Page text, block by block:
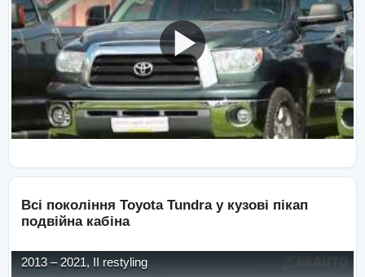
Всі покоління Toyota Tundra у кузові пікап
подвійна кабіна
2013 – 2021, II restyling